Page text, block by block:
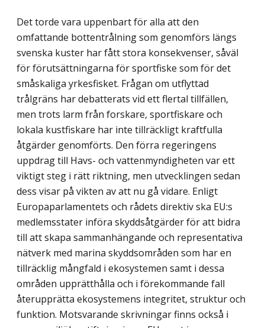
Det torde vara uppenbart för alla att den
omfattande bottentrålning som genomförs längs
svenska kuster har fått stora konsekvenser, såväl
för förutsättningarna för sportfiske som för det
småskaliga yrkesfisket. Frågan om utflyttad
trålgräns har debatterats vid ett flertal tillfällen,
men trots larm från forskare, sportfiskare och
lokala kustfiskare har inte tillräckligt kraftfulla
åtgärder genomförts. Den förra regeringens
uppdrag till Havs- och vattenmyndigheten var ett
viktigt steg i rätt riktning, men utvecklingen sedan
dess visar på vikten av att nu gå vidare. Enligt
Europaparlamentets och rådets direktiv ska EU:s
medlemsstater införa skyddsåtgärder för att bidra
till att skapa sammanhängande och representativa
nätverk med marina skyddsområden som har en
tillräcklig mångfald i ekosystemen samt i dessa
områden upprätthålla och i förekommande fall
återupprätta ekosystemens integritet, struktur och
funktion. Motsvarande skrivningar finns också i